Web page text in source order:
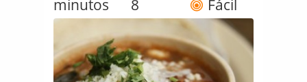
minutos
8
Fácil